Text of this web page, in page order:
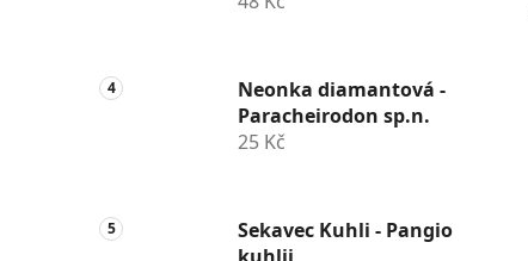
Neonka diamantová -
Paracheirodon sp.n.
25 Kč
Sekavec Kuhli - Pangio